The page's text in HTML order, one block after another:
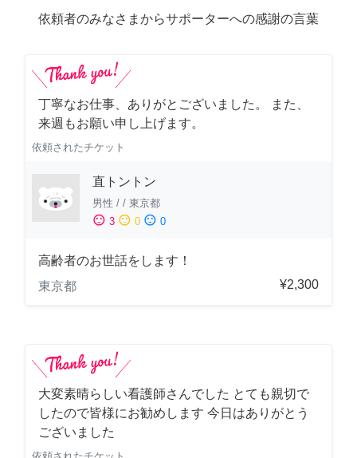
依頼者のみなさまからサポーターへの感謝の言葉
丁寧なお仕事、ありがとございました。 また、
来週もお願い申し上げます。
依頼されたチケット
直トントン
男性 / / 東京都
sentiment_satisfied 3 sentiment_neutral 0 sentiment_dissatisfied 0
高齢者のお世話をします！
東京都
¥2,300
大変素晴らしい看護師さんでした とても親切で
したので皆様にお勧めします 今日はありがとう
ございました